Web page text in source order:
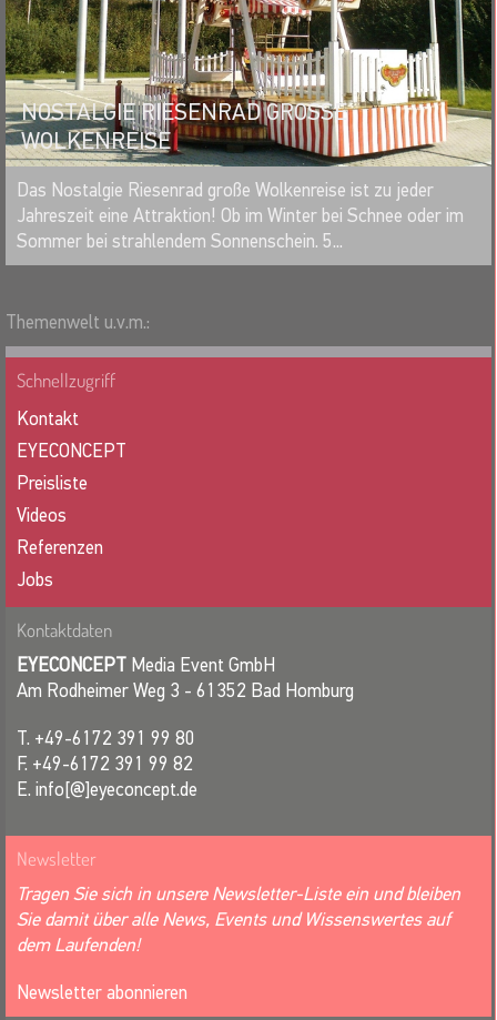
NOSTALGIE RIESENRAD GROSSE
WOLKENREISE
MERKEN
Das Nostalgie Riesenrad große Wolkenreise ist zu jeder
Jahreszeit eine Attraktion! Ob im Winter bei Schnee oder im
Sommer bei strahlendem Sonnenschein. 5...
Themenwelt u.v.m.:
Schnellzugriff
Kontakt
EYECONCEPT
Preisliste
Videos
Referenzen
Jobs
Kontaktdaten
EYECONCEPT Media Event GmbH
Am Rodheimer Weg 3 - 61352 Bad Homburg
T. +49-6172 391 99 80
F. +49-6172 391 99 82
E. info[@]eyeconcept.de
Newsletter
Tragen Sie sich in unsere Newsletter-Liste ein und bleiben
Sie damit über alle News, Events und Wissenswertes auf
dem Laufenden!
Newsletter abonnieren